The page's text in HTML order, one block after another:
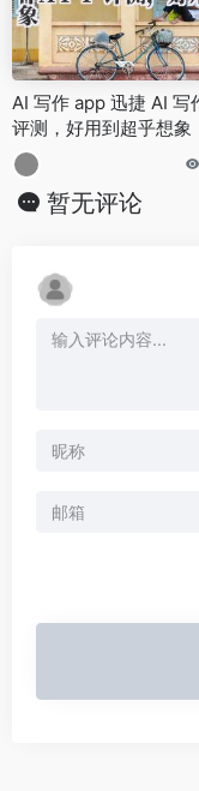
AI 写作 app 迅捷 AI 写
评测，好用到超乎想象
暂无评论